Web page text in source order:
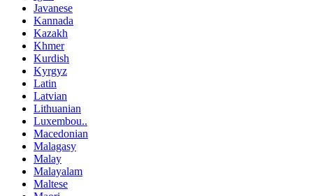
Javanese
Kannada
Kazakh
Khmer
Kurdish
Kyrgyz
Latin
Latvian
Lithuanian
Luxembou..
Macedonian
Malagasy
Malay
Malayalam
Maltese